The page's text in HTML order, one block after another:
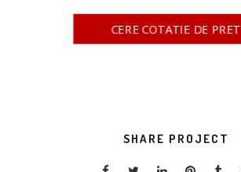
CERE COTATIE DE PRET
SHARE PROJECT